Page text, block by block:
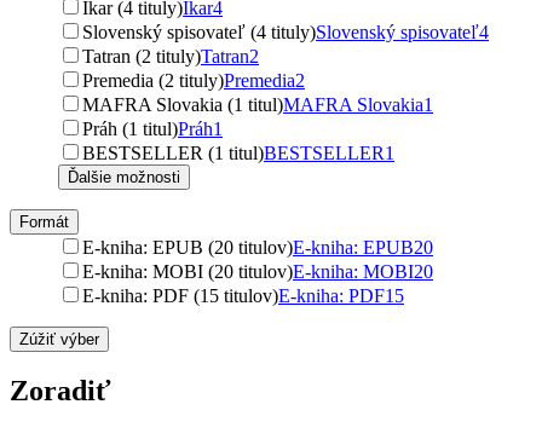
Ikar (4 tituly)Ikar4
Slovenský spisovateľ (4 tituly)Slovenský spisovateľ4
Tatran (2 tituly)Tatran2
Premedia (2 tituly)Premedia2
MAFRA Slovakia (1 titul)MAFRA Slovakia1
Práh (1 titul)Práh1
BESTSELLER (1 titul)BESTSELLER1
Ďalšie možnosti
Formát
E-kniha: EPUB (20 titulov)E-kniha: EPUB20
E-kniha: MOBI (20 titulov)E-kniha: MOBI20
E-kniha: PDF (15 titulov)E-kniha: PDF15
Zúžiť výber
Zoradiť